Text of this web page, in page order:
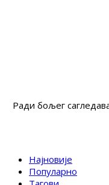
Ради бољег
Најновије
Популарно